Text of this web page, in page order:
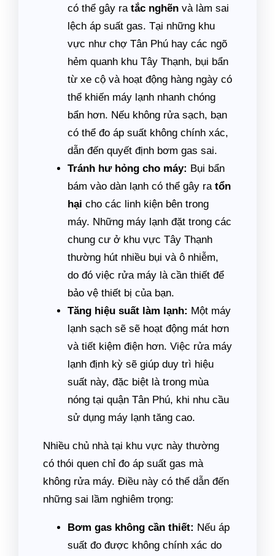
có thể gây ra tắc nghẽn và làm sai
lệch áp suất gas. Tại những khu
vực như chợ Tân Phú hay các ngõ
hẻm quanh khu Tây Thạnh, bụi bẩn
từ xe cộ và hoạt động hàng ngày có
thể khiến máy lạnh nhanh chóng
bẩn hơn. Nếu không rửa sạch, bạn
có thể đo áp suất không chính xác,
dẫn đến quyết định bơm gas sai.
Tránh hư hỏng cho máy: Bụi bẩn
bám vào dàn lạnh có thể gây ra tổn
hại cho các linh kiện bên trong
máy. Những máy lạnh đặt trong các
chung cư ở khu vực Tây Thạnh
thường hút nhiều bụi và ô nhiễm,
do đó việc rửa máy là cần thiết để
bảo vệ thiết bị của bạn.
Tăng hiệu suất làm lạnh: Một máy
lạnh sạch sẽ sẽ hoạt động mát hơn
và tiết kiệm điện hơn. Việc rửa máy
lạnh định kỳ sẽ giúp duy trì hiệu
suất này, đặc biệt là trong mùa
nóng tại quận Tân Phú, khi nhu cầu
sử dụng máy lạnh tăng cao.
Nhiều chủ nhà tại khu vực này thường
có thói quen chỉ đo áp suất gas mà
không rửa máy. Điều này có thể dẫn đến
những sai lầm nghiêm trọng:
Bơm gas không cần thiết: Nếu áp
suất đo được không chính xác do